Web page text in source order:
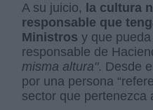
A su juicio,
la cultura
responsable que
Ministros y que pueda
responsable de
misma altura". Desde
por una persona
sector que pertenezca